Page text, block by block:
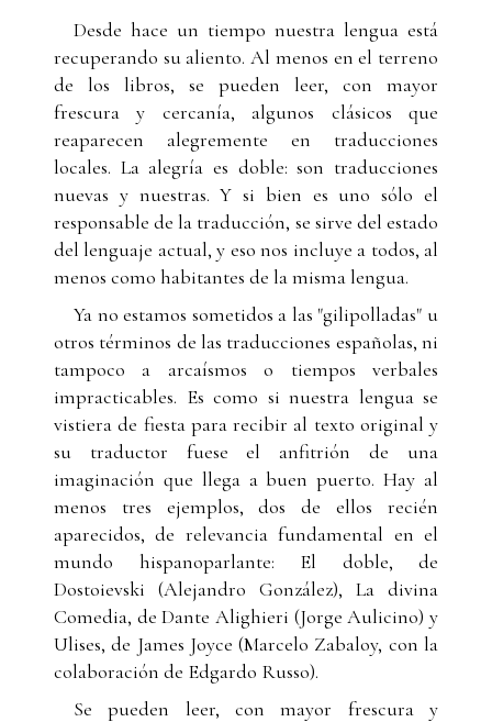
Desde hace un tiempo nuestra lengua está
recuperando su aliento. Al menos en el terreno
de los libros, se pueden leer, con mayor
frescura y cercanía, algunos clásicos que
reaparecen alegremente en traducciones
locales. La alegría es doble: son traducciones
nuevas y nuestras. Y si bien es uno sólo el
responsable de la traducción, se sirve del estado
del lenguaje actual, y eso nos incluye a todos, al
menos como habitantes de la misma lengua.
Ya no estamos sometidos a las "gilipolladas" u
otros términos de las traducciones españolas, ni
tampoco a arcaísmos o tiempos verbales
impracticables. Es como si nuestra lengua se
vistiera de fiesta para recibir al texto original y
su traductor fuese el anfitrión de una
imaginación que llega a buen puerto. Hay al
menos tres ejemplos, dos de ellos recién
aparecidos, de relevancia fundamental en el
mundo hispanoparlante: El doble, de
Dostoievski (Alejandro González), La divina
Comedia, de Dante Alighieri (Jorge Aulicino) y
Ulises, de James Joyce (Marcelo Zabaloy, con la
colaboración de Edgardo Russo).
Se pueden leer, con mayor frescura y